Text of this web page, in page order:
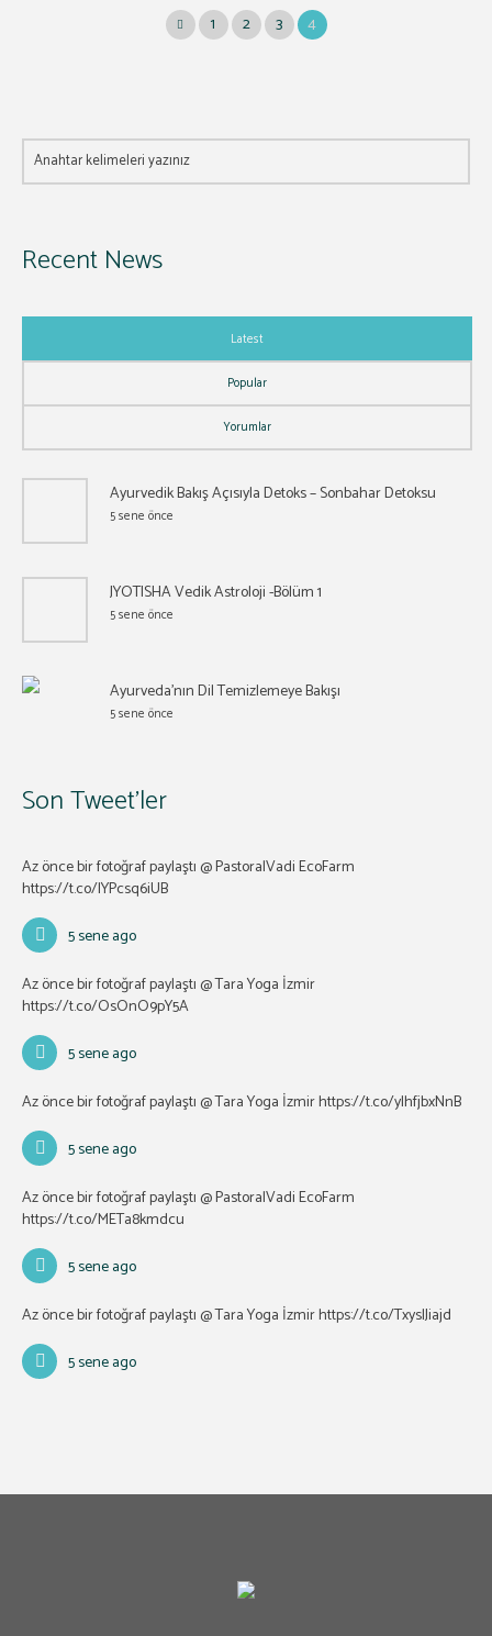
1 2 3 4
Recent News
Latest
Popular
Yorumlar
Ayurvedik Bakış Açısıyla Detoks – Sonbahar Detoksu
5 sene önce
JYOTISHA Vedik Astroloji -Bölüm 1
5 sene önce
Ayurveda’nın Dil Temizlemeye Bakışı
5 sene önce
Son Tweet’ler
Az önce bir fotoğraf paylaştı @ PastoralVadi EcoFarm
https://t.co/lYPcsq6iUB
5 sene ago
Az önce bir fotoğraf paylaştı @ Tara Yoga İzmir
https://t.co/OsOnO9pY5A
5 sene ago
Az önce bir fotoğraf paylaştı @ Tara Yoga İzmirhttps://t.co/ylhfjbxNnB
5 sene ago
Az önce bir fotoğraf paylaştı @ PastoralVadi EcoFarm
https://t.co/METa8kmdcu
5 sene ago
Az önce bir fotoğraf paylaştı @ Tara Yoga İzmirhttps://t.co/TxyslJiajd
5 sene ago